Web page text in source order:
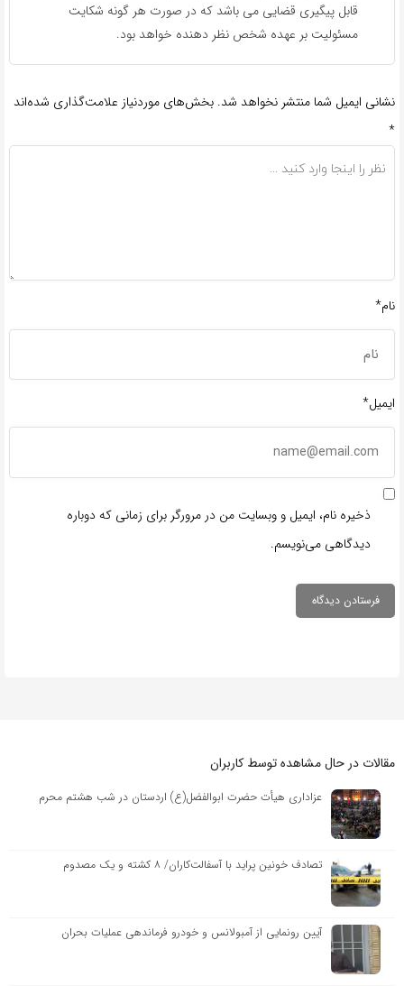
قابل پیگیری قضایی می باشد که در صورت هر گونه شکایت
مسئولیت بر عهده شخص نظر دهنده خواهد بود.
نشانی ایمیل شما منتشر نخواهد شد. بخش‌های موردنیاز علامت‌گذاری شده‌اند
*
نام*
ایمیل*
ذخیره نام، ایمیل و وبسایت من در مرورگر برای زمانی که دوباره
دیدگاهی می‌نویسم.
مقالات در حال مشاهده توسط کاربران
عزاداری هیأت حضرت ابوالفضل(ع) اردستان در شب هشتم محرم
تصادف خونین پراید با آسفالت‌کاران/ ۸ کشته و یک مصدوم
آیین رونمایی از آمبولانس و خودرو فرماندهی عملیات بحران